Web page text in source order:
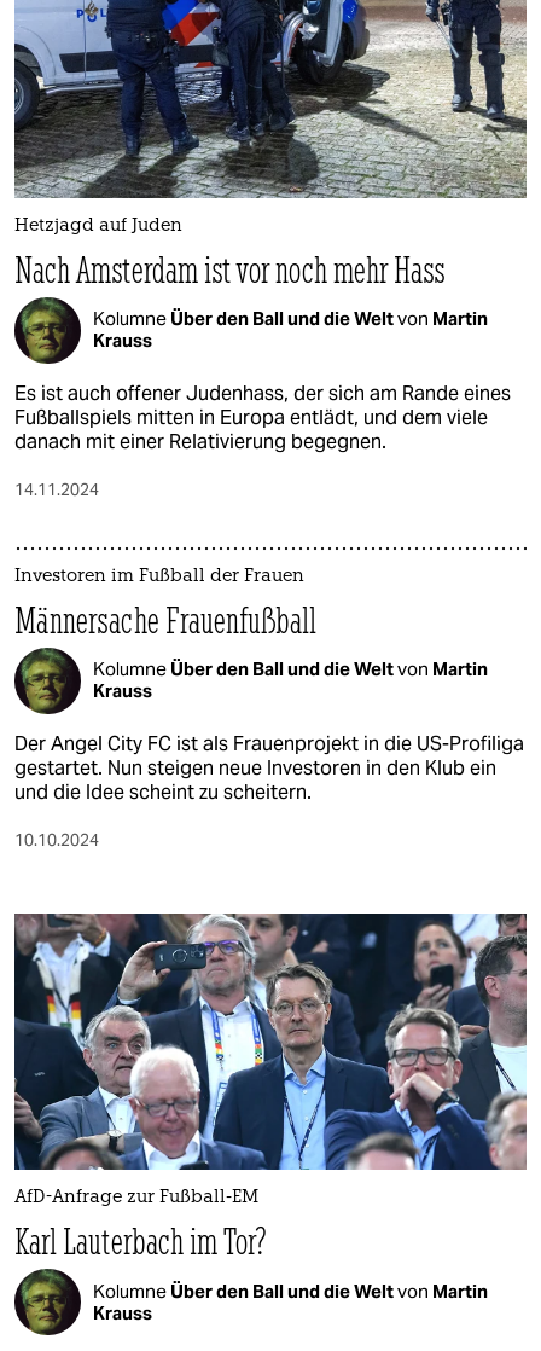
Hetzjagd auf Juden
Nach Amsterdam ist vor noch mehr Hass
Kolumne Über den Ball und die Weltvon Martin
Krauss
Es ist auch offener Judenhass, der sich am Rande eines
Fußballspiels mitten in Europa entlädt, und dem viele
danach mit einer Relativierung begegnen.
14.11.2024
Investoren im Fußball der Frauen
Männersache Frauenfußball
Kolumne Über den Ball und die Weltvon Martin
Krauss
Der Angel City FC ist als Frauenprojekt in die US-Profiliga
gestartet. Nun steigen neue Investoren in den Klub ein
und die Idee scheint zu scheitern.
10.10.2024
AfD-Anfrage zur Fußball-EM
Karl Lauterbach im Tor?
Kolumne Über den Ball und die Weltvon Martin
Krauss